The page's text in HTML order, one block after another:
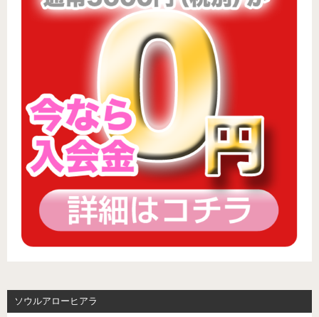
ソウルアローヒアラ